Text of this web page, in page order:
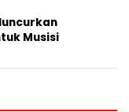
Musisi